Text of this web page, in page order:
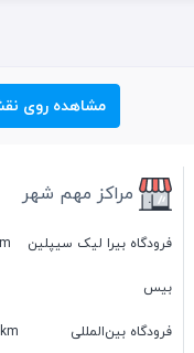
مشاهده روی
مراکز مهم شهر
فرودگاه بیرا لیک سیپلین
بیس
فرودگاه بین‌المللی